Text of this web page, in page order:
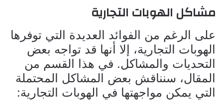
مشاكل الهوبات التجارية
على الرغم من الفوائد العديدة التي توفرها
الهوبات التجارية، إلا أنها قد تواجه بعض
التحديات والمشاكل. في هذا القسم من
المقال، سنناقش بعض المشاكل المحتملة
التي يمكن مواجهتها في الهوبات التجارية: